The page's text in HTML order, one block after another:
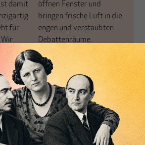
damit
für
Wir
auf
Wissen
öffnen Fenster und
bringen frische Luft in die
engen und verstaubten
Debattenräume.
Brauchen Sie auch frische
Luft? Dann folgen Sie
einfach dem Button.
ABONNIEREN SIE
MAKROSKOP